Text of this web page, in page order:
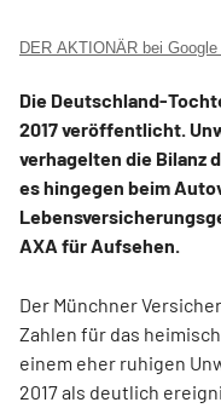
DER AKTIONÄR bei
Die Deutschland-
2017 veröffentlicht.
verhagelten die Bilanz
es hingegen beim
AXA für Aufsehen.
Der Münchner
Zahlen für das
einem eher ruhigen
2017 als deutlich